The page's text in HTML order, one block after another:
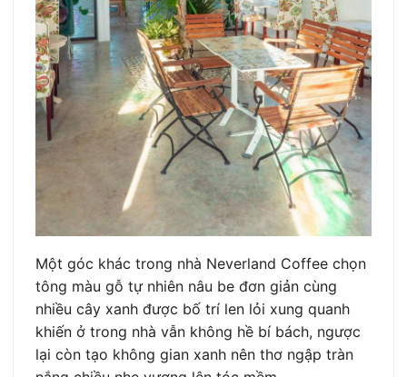
Một góc khác trong nhà Neverland Coffee chọn
tông màu gỗ tự nhiên nâu be đơn giản cùng
nhiều cây xanh được bố trí len lỏi xung quanh
khiến ở trong nhà vẫn không hề bí bách, ngược
lại còn tạo không gian xanh nên thơ ngập tràn